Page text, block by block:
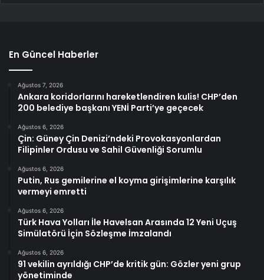
En Güncel Haberler
Ağustos 7, 2026
Ankara koridorlarını hareketlendiren kulis! CHP’den
200 belediye başkanı YENİ Parti’ye geçecek
Ağustos 6, 2026
Çin: Güney Çin Denizi’ndeki Provokasyonlardan
Filipinler Ordusu ve Sahil Güvenliği Sorumlu
Ağustos 6, 2026
Putin, Rus gemilerine el koyma girişimlerine karşılık
vermeyi emretti
Ağustos 6, 2026
Türk Hava Yolları İle Havelsan Arasında 12 Yeni Uçuş
Simülatörü İçin Sözleşme İmzalandı
Ağustos 6, 2026
91 vekilin ayrıldığı CHP’de kritik gün: Gözler yeni grup
yönetiminde